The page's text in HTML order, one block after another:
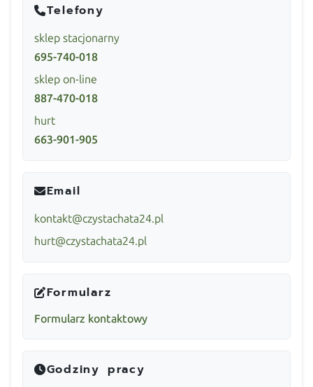
Telefony
sklep stacjonarny
695-740-018
sklep on-line
887-470-018
hurt
663-901-905
Email
kontakt@czystachata24.pl
hurt@czystachata24.pl
Formularz
Formularz kontaktowy
Godziny pracy